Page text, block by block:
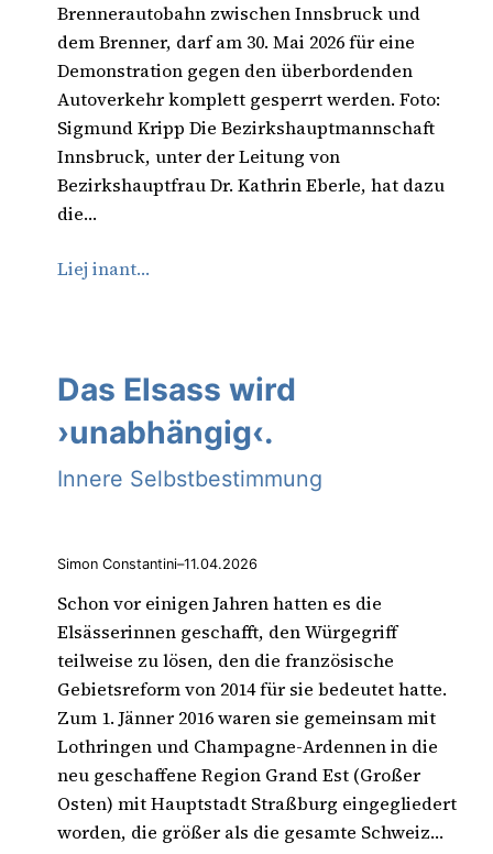
Brennerautobahn zwischen Innsbruck und
dem Brenner, darf am 30. Mai 2026 für eine
Demonstration gegen den überbordenden
Autoverkehr komplett gesperrt werden. Foto:
Sigmund Kripp Die Bezirkshauptmannschaft
Innsbruck, unter der Leitung von
Bezirkshauptfrau Dr. Kathrin Eberle, hat dazu
die…
Liej inant…
Das Elsass wird
›unabhängig‹.
Innere Selbstbestimmung
Simon Constantini–11.04.2026
Schon vor einigen Jahren hatten es die
Elsässerinnen geschafft, den Würgegriff
teilweise zu lösen, den die französische
Gebietsreform von 2014 für sie bedeutet hatte.
Zum 1. Jänner 2016 waren sie gemeinsam mit
Lothringen und Champagne-Ardennen in die
neu geschaffene Region Grand Est (Großer
Osten) mit Hauptstadt Straßburg eingegliedert
worden, die größer als die gesamte Schweiz…